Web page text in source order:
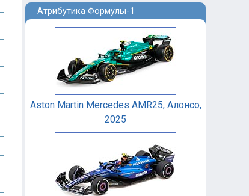
Атрибутика Формулы-1
Aston Martin Mercedes AMR25, Алонсо,
2025